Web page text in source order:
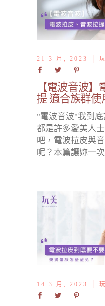
21 3 月, 2023
【電波音波
提 適合族群使
"電波音波"我到
都是許多愛美人
吧，電波拉皮與
呢？本篇讓妳一
14 3 月, 2023